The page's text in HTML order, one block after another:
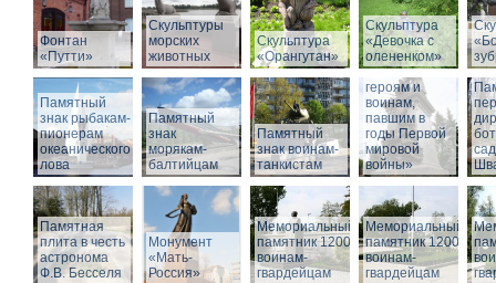
Фонтан
«Путти»
Скульптуры
морских
животных
Скульптура
«Орангутан»
Скульптура
«Девочка с
олененком»
Памятный
знак рыбакам-
пионерам
океанического
лова
Памятный
знак
морякам-
балтийцам
Памятный
знак воинам-
танкистам
Памятник
«Российским
героям и
воинам,
павшим в
годы Первой
мировой
войны»
Памятная
плита в честь
астронома
Ф.В. Бесселя
Монумент
«Мать-
Россия»
Мемориальный
памятник 1200
воинам-
гвардейцам
Мемориальный
памятник 1200
воинам-
гвардейцам